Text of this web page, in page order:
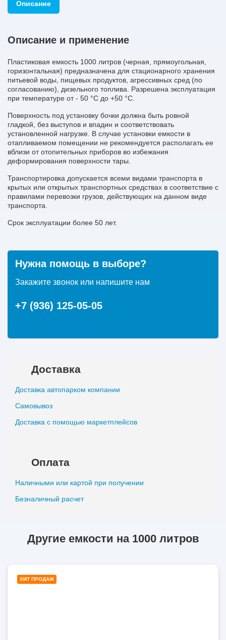
Описание
Описание и применение
Пластиковая емкость 1000 литров (черная, прямоугольная,
горизонтальная) предназначена для стационарного хранения
питьевой воды, пищевых продуктов, агрессивных сред (по
согласованию), дизельного топлива. Разрешена эксплуатация
при температуре от - 50 °С до +50 °С.
Поверхность под установку бочки должна быть ровной
гладкой, без выступов и впадин и соответствовать
установленной нагрузке. В случае установки емкости в
отапливаемом помещении не рекомендуется располагать ее
вблизи от отопительных приборов во избежания
деформирования поверхности тары.
Транспортировка допускается всеми видами транспорта в
крытых или открытых транспортных средствах в соответствие с
правилами перевозки грузов, действующих на данном виде
транспорта.
Срок эксплуатации более 50 лет.
Нужна помощь в выборе?
Закажите звонок или напишите нам
+7 (936) 125-05-05
Доставка
Доставка автопарком компании
Самовывоз
Доставка с помощью маркетплейсов
Оплата
Наличными или картой при получении
Безналичный расчет
Другие емкости на 1000 литров
ХИТ ПРОДАЖ